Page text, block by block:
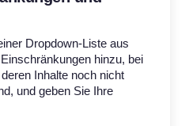
Dropdown-Liste aus
hinzu, bei
Inhalte noch nicht
und geben Sie Ihre